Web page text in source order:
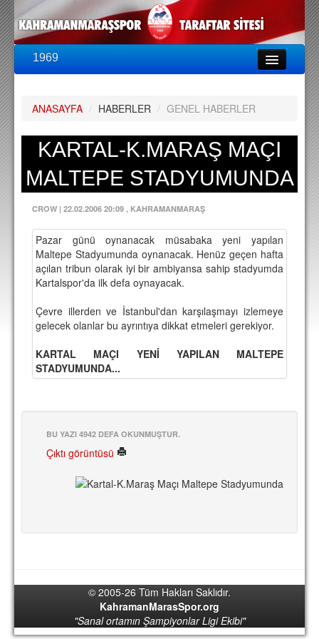
1969
PUAN DURUMU
FİKSTÜR
A TAKIM KADROSU
TEKNİK KADRO
TRANSFERLER
TARAFTAR
DEPLASMAN
LİSANSLI ÜRÜNLER
MARŞ & TEZAHÜRATLAR
KULÜP
AMBLEM
SPONSORLAR
TARİHÇE
ANASAYFA / HABERLER / GENEL HABERLER
KARTAL-K.MARAŞ MAÇI
MALTEPE STADYUMUNDA
CROW | 22.02.2006 20:09 , KAHRAMANMARAŞ
Pazar günü oynanacak müsabaka yeni yapılan
Maltepe Stadyumunda oynanacak. Henüz geçen hafta
açılan tribun olarak iyi bir ambiyansa sahip stadyumda
Kartalspor'da ilk defa oynayacak.
Çevre illerden ve İstanbul'dan karşılaşmayı izlemeye
gelecek olanlar bu ayrıntıya dikkat etmeleri gerekiyor.
KARTAL MAÇI YENİ YAPILAN MALTEPE
STADYUMUNDA...
BU YAZI 4942 DEFA OKUNMUŞTUR.
Çıktı görüntüsü
© 2005-26 Tüm Hakları Saklıdır.
KahramanMarasSpor.org
"Sanal ortamın Şampiyonlar Ligi Ekibi"